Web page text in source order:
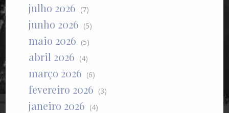
julho 2026 (7)
junho 2026 (5)
maio 2026 (5)
abril 2026 (4)
março 2026 (6)
fevereiro 2026 (3)
janeiro 2026 (4)